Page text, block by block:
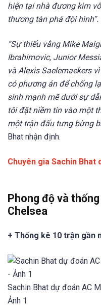
hiện tại nhà đương kim
thương tàn phá đội hình”.
“Sự thiếu vắng Mike
Ibrahimovic, Junior
và Alexis Saelemaekers
có phương án để chống
sinh mạnh mẽ dưới sự
tôi đặt niềm tin vào một
một trận đấu tưng bừng
Bhat nhận định.
Chuyên gia Sachin Bhat
Phong độ và
Chelsea
+ Thống kê 10 trận gần
Sachin Bhat dự đoán AC
Ảnh 1